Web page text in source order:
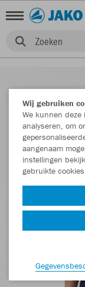
Zoeken
Wij gebruiken
We kunnen deze
analyseren, om
aangenaam
instellingen
gebruikte